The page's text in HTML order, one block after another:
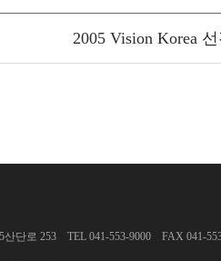
2005 Vision Korea
단로 253 TEL 041-553-9000 FAX 041-